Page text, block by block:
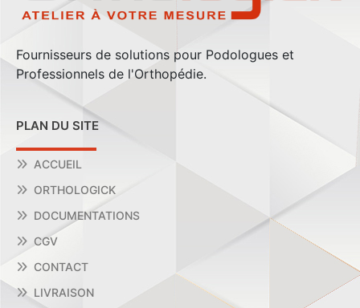
Fournisseurs de solutions pour Podologues et
Professionnels de l'Orthopédie.
PLAN DU SITE
ACCUEIL
ORTHOLOGICK
DOCUMENTATIONS
CGV
CONTACT
LIVRAISON